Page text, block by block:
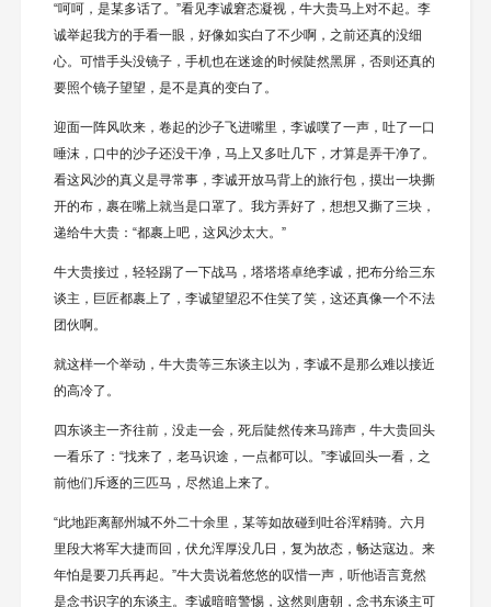
“呵呵，是某多话了。”看见李诚窘态凝视，牛大贵马上对不起。李
诚举起我方的手看一眼，好像如实白了不少啊，之前还真的没细
心。可惜手头没镜子，手机也在迷途的时候陡然黑屏，否则还真的
要照个镜子望望，是不是真的变白了。
迎面一阵风吹来，卷起的沙子飞进嘴里，李诚噗了一声，吐了一口
唾沫，口中的沙子还没干净，马上又多吐几下，才算是弄干净了。
看这风沙的真义是寻常事，李诚开放马背上的旅行包，摸出一块撕
开的布，裹在嘴上就当是口罩了。我方弄好了，想想又撕了三块，
递给牛大贵：“都裹上吧，这风沙太大。”
牛大贵接过，轻轻踢了一下战马，塔塔塔卓绝李诚，把布分给三东
谈主，巨匠都裹上了，李诚望望忍不住笑了笑，这还真像一个不法
团伙啊。
就这样一个举动，牛大贵等三东谈主以为，李诚不是那么难以接近
的高冷了。
四东谈主一齐往前，没走一会，死后陡然传来马蹄声，牛大贵回头
一看乐了：“找来了，老马识途，一点都可以。”李诚回头一看，之
前他们斥逐的三匹马，尽然追上来了。
“此地距离鄯州城不外二十余里，某等如故碰到吐谷浑精骑。六月
里段大将军大捷而回，伏允浑厚没几日，复为故态，畅达寇边。来
年怕是要刀兵再起。”牛大贵说着悠悠的叹惜一声，听他语言竟然
是念书识字的东谈主。李诚暗暗警惕，这然则唐朝，念书东谈主可